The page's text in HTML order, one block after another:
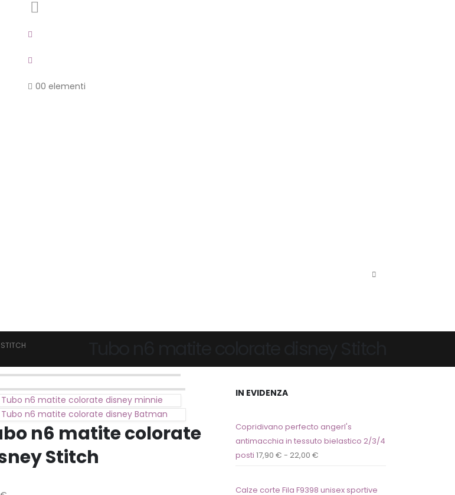
00 elementi
Tubo n6 matite colorate disney minnie
Tubo n6 matite colorate disney Batman
n6 matite colorate
Stitch
IN EVIDENZA
Copridivano perfecto angerl's
antimacchia in tessuto bielastico 2/3/4
posti 17,90 € - 22,00 €
Calze corte Fila F9398 unisex sportive